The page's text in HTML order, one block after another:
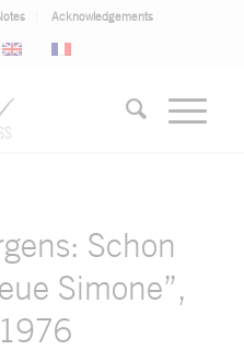
Acknowledgements
Schon
Simone”,